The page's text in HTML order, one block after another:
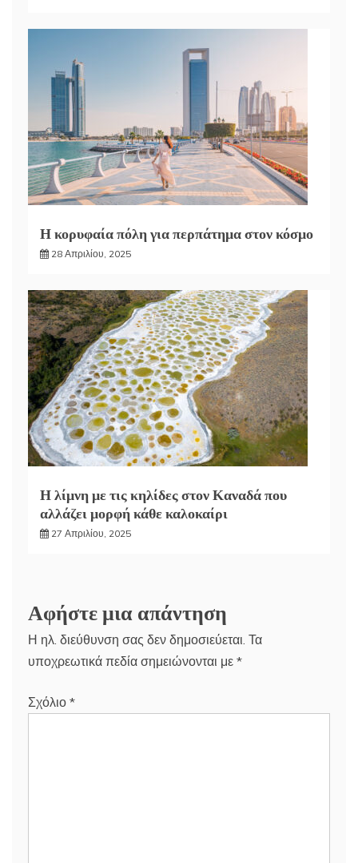
Η κορυφαία πόλη για περπάτημα στον κόσμο
28 Απριλίου, 2025
Η λίμνη με τις κηλίδες στον Καναδά που
αλλάζει μορφή κάθε καλοκαίρι
27 Απριλίου, 2025
Αφήστε μια απάντηση
Η ηλ. διεύθυνση σας δεν δημοσιεύεται. Τα
υποχρεωτικά πεδία σημειώνονται με *
Σχόλιο *